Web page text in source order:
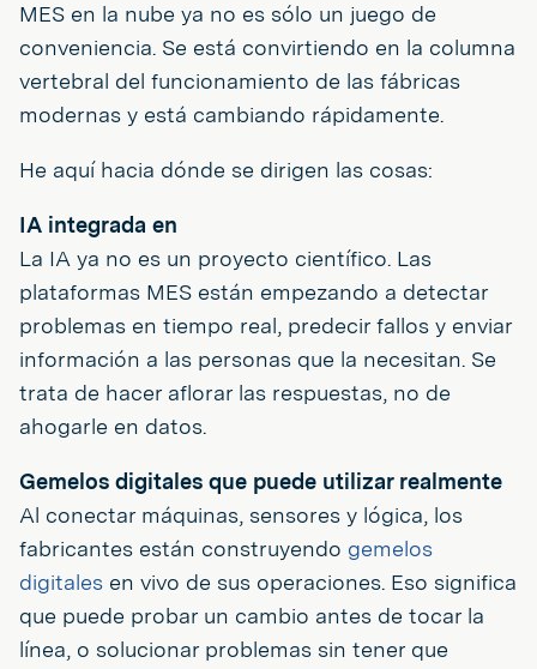
MES en la nube ya no es sólo un juego de
conveniencia. Se está convirtiendo en la columna
vertebral del funcionamiento de las fábricas
modernas y está cambiando rápidamente.
He aquí hacia dónde se dirigen las cosas:
IA integrada en
La IA ya no es un proyecto científico. Las
plataformas MES están empezando a detectar
problemas en tiempo real, predecir fallos y enviar
información a las personas que la necesitan. Se
trata de hacer aflorar las respuestas, no de
ahogarle en datos.
Gemelos digitales que puede utilizar realmente
Al conectar máquinas, sensores y lógica, los
fabricantes están construyendo gemelos
digitales en vivo de sus operaciones. Eso significa
que puede probar un cambio antes de tocar la
línea, o solucionar problemas sin tener que